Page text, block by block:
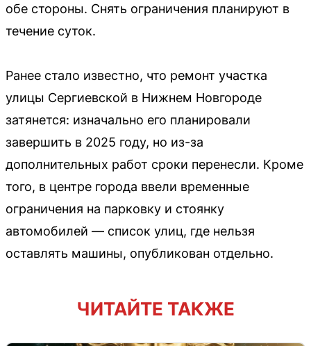
обе стороны. Снять ограничения планируют в
течение суток.
Ранее стало известно, что ремонт участка
улицы Сергиевской в Нижнем Новгороде
затянется: изначально его планировали
завершить в 2025 году, но из-за
дополнительных работ сроки перенесли. Кроме
того, в центре города ввели временные
ограничения на парковку и стоянку
автомобилей — список улиц, где нельзя
оставлять машины, опубликован отдельно.
ЧИТАЙТЕ ТАКЖЕ